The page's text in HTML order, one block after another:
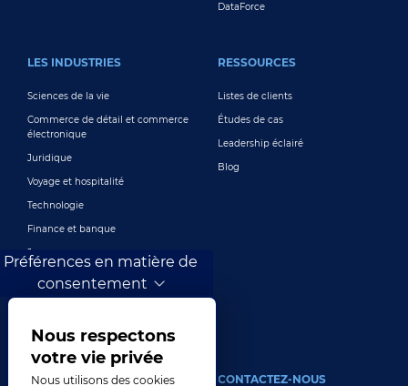
DataForce
LES INDUSTRIES
Sciences de la vie
Commerce de détail et commerce
électronique
Juridique
Voyage et hospitalité
Technologie
Finance et banque
Jeux
Divertissement
Marketing numérique et publicité
RESSOURCES
Listes de clients
Études de cas
Leadership éclairé
Blog
À PROPOS CONTACTEZ-NOUS
Préférences en matière de
consentement
Nous respectons
votre vie privée
Nous utilisons des cookies